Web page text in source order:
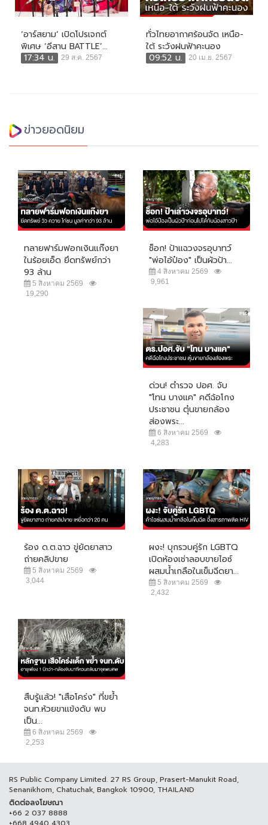
‘อาร์สยาม’ เปิดโปรเจกต์
พิเศษ ‘อีสาน BATTLE’...
17:34 น.
29 ส.ค. 2567
ทั่วไทยอากาศร้อนจัด เหนือ-
ใต้ ระวังฝนฟ้าคะนอง
09:52 น.
20 เม.ย. 2567
ข่าวยอดนิยม
ทลายฟาร์มฟอกเงินแก๊งยา
ในร้อยเอ็ด ยึดทรัพย์กว่า
93 ล้าน
5 สิงหาคม 2569
19,290
ช็อก! ป้าแฉวงจรอุบาทว์
"พ่อไอ้ป๋อง" เป็นผัวป้า...
4 สิงหาคม 2569
9,961
ด่วน! ตำรวจ ปอศ. จับ
"โทน บางแค" คดีฉ้อโกง
ประชาชน ตุ๋นขายกล้อง
ส่องพระ...
6 สิงหาคม 2569
4,283
ร้อง ด.ต.ฉาว ขู่ยัดยาสาว
ถ่ายคลิปขาย
5 สิงหาคม 2569
3,044
ผงะ! บุกรวบคู่รัก LGBTQ
เปิดห้องเช่าลอบขายไอซ์
ผสมน้ำเกลือในเข็มฉีดยา...
5 สิงหาคม 2569
2,432
สืบรู้แล้ว! "เสือโคร่ง" ที่ขย้ำ
จนท.ห้วยขาแข้งดับ พบ
เป็น...
6 สิงหาคม 2569
2,253
RS Public Company Limited. 27 RS Group, Prasert-Manukit Road,
Senanikhom, Chatuchak, Bangkok 10900, THAILAND
ติดต่อลงโฆษณา
+66 2 037 8888